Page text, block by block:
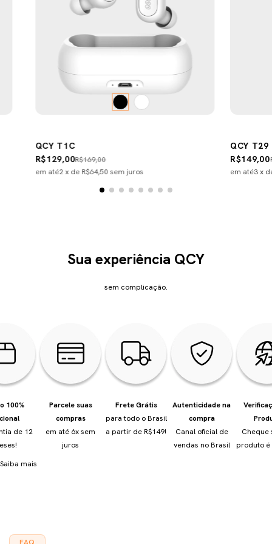
QCY T1C
R$169,00
R$129,00
em até2x de R$64,50sem juros
QCY T29
R$149,00
em até3 x
Sua experiência QCY
sem complicação.
100%
de 12
Parcele suas
compras
em até 6x sem
juros
Frete Grátis
para todo o Brasil
a partir de R$149!
Autenticidade na
compra
Canal oficial de
vendas no Brasil
Cheque
produto é
Saiba mais